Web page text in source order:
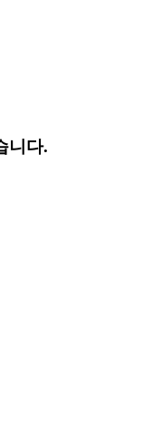
니다.